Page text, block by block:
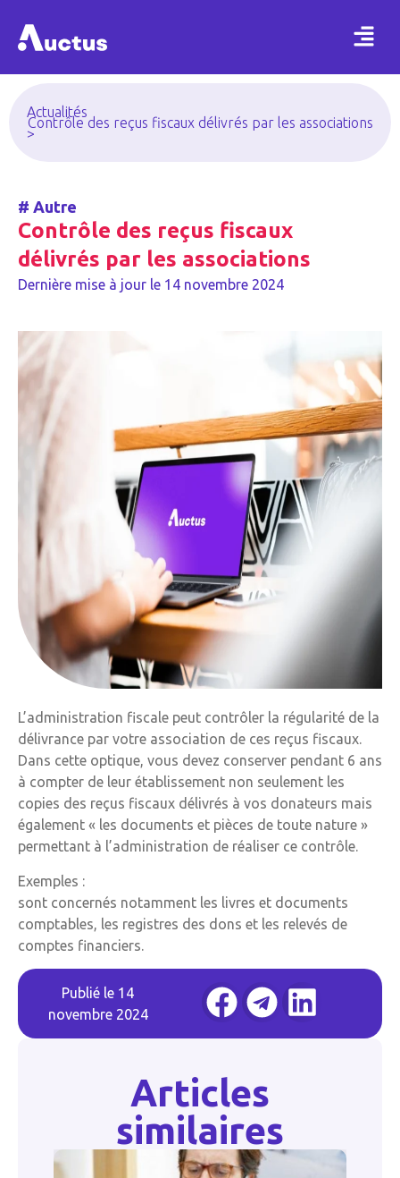
Actualités
>
Contrôle des reçus fiscaux délivrés par les associations
# Autre
Contrôle des reçus fiscaux
délivrés par les associations
Dernière mise à jour le 14 novembre 2024
L’administration fiscale peut contrôler la régularité de la
délivrance par votre association de ces reçus fiscaux.
Dans cette optique, vous devez conserver pendant 6 ans
à compter de leur établissement non seulement les
copies des reçus fiscaux délivrés à vos donateurs mais
également « les documents et pièces de toute nature »
permettant à l’administration de réaliser ce contrôle.
Exemples :
sont concernés notamment les livres et documents
comptables, les registres des dons et les relevés de
comptes financiers.
Publié le 14
novembre 2024
Articles
similaires